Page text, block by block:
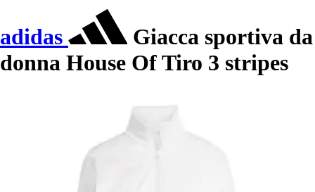
adidas
Giacca sportiva da
donna House Of Tiro 3 stripes